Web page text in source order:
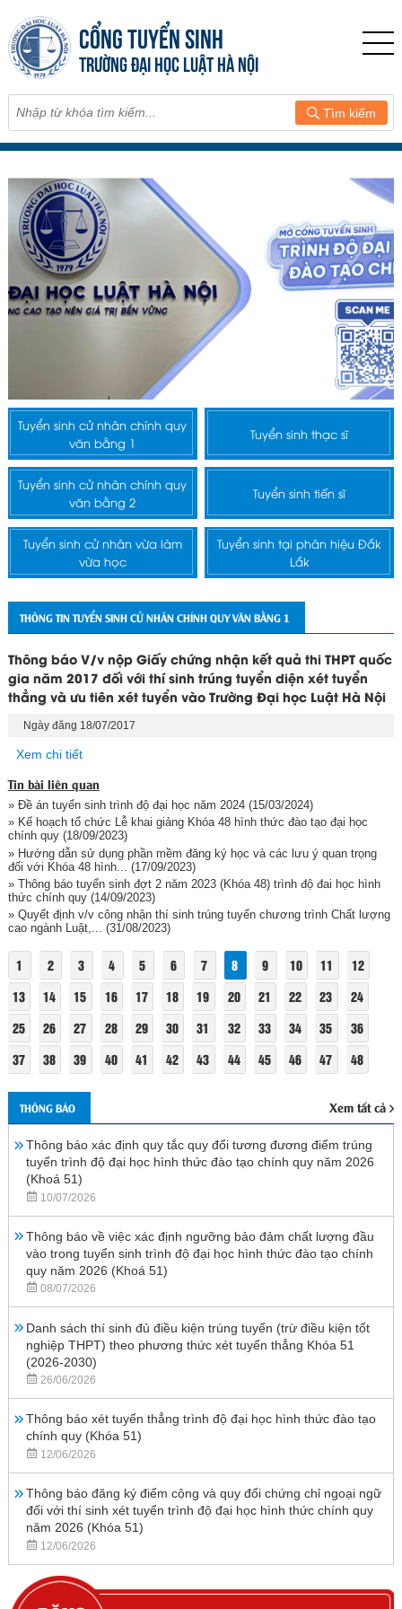
CỔNG TUYỂN SINH
TRƯỜNG ĐẠI HỌC LUẬT HÀ NỘI
Tìm kiếm
Tuyển sinh cử nhân chính quy
văn bằng 1
Tuyển sinh thạc sĩ
Tuyển sinh cử nhân chính quy
văn bằng 2
Tuyển sinh tiến sĩ
Tuyển sinh cử nhân vừa làm
vừa học
Tuyển sinh tại phân hiệu Đắk
Lắk
THÔNG TIN TUYỂN SINH CỬ NHÂN CHÍNH QUY VĂN BẰNG 1
Thông báo V/v nộp Giấy chứng nhận kết quả thi THPT quốc
gia năm 2017 đối với thí sinh trúng tuyển diện xét tuyển
thẳng và ưu tiên xét tuyển vào Trường Đại học Luật Hà Nội
Ngày đăng 18/07/2017
Xem chi tiết
Tin bài liên quan
» Đề án tuyển sinh trình độ đại học năm 2024(15/03/2024)
» Kế hoạch tổ chức Lễ khai giảng Khóa 48 hình thức đào tạo đại học
chính quy(18/09/2023)
» Hướng dẫn sử dụng phần mềm đăng ký học và các lưu ý quan trọng
đối với Khóa 48 hình...
(17/09/2023)
» Thông báo tuyển sinh đợt 2 năm 2023 (Khóa 48) trình độ đai học hình
thức chính quy(14/09/2023)
» Quyết định v/v công nhận thí sinh trúng tuyển chương trình Chất lượng
cao ngành Luật,... (31/08/2023)
1 2 3 4 5 6 7 8 9 10 11
12
13
14 15 16 17 18 19 20 21 22 23
24
25
26 27 28 29 30 31 32 33 34 35
36
37
38 39 40 41 42 43 44 45 46 47 48
THÔNG BÁO Xem tất cả
Thông báo xác định quy tắc quy đổi tương đương điểm trúng
tuyển trình độ đại học hình thức đào tạo chính quy năm 2026
(Khoá 51)
10/07/2026
Thông báo về việc xác định ngưỡng bảo đảm chất lượng đầu
vào trong tuyển sinh trình độ đại học hình thức đào tạo chính
quy năm 2026 (Khoá 51)
08/07/2026
Danh sách thí sinh đủ điều kiện trúng tuyển (trừ điều kiện tốt
nghiệp THPT) theo phương thức xét tuyển thẳng Khóa 51
(2026-2030)
26/06/2026
Thông báo xét tuyển thẳng trình độ đại học hình thức đào tạo
chính quy (Khóa 51)
12/06/2026
Thông báo đăng ký điểm cộng và quy đổi chứng chỉ ngoại ngữ
đối với thí sinh xét tuyển trình độ đại học hình thức chính quy
năm 2026 (Khóa 51)
12/06/2026